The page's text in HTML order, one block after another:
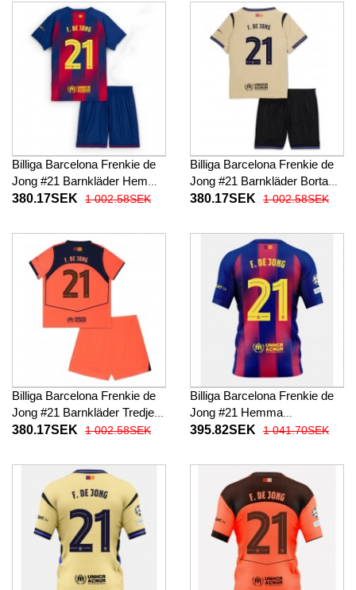
Billiga Barcelona Frenkie de
Jong #21 Barnkläder Hemma
fotbollskläder till baby 2025-
380.17SEK 1 002.58SEK
Billiga Barcelona Frenkie de
Jong #21 Barnkläder Borta
fotbollskläder till baby 2025-
380.17SEK 1 002.58SEK
Billiga Barcelona Frenkie de
Jong #21 Barnkläder Tredje
fotbollskläder till baby 2025-
380.17SEK 1 002.58SEK
Billiga Barcelona Frenkie de
Jong #21 Hemma
fotbollskläder 2025-26
395.82SEK 1 041.70SEK